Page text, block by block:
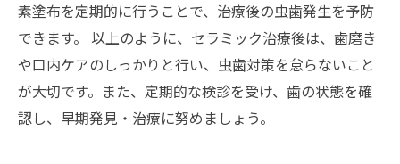
素塗布を定期的に行うことで、治療後の虫歯発生を予防
できます。 以上のように、セラミック治療後は、歯磨き
や口内ケアのしっかりと行い、虫歯対策を怠らないこと
が大切です。また、定期的な検診を受け、歯の状態を確
認し、早期発見・治療に努めましょう。